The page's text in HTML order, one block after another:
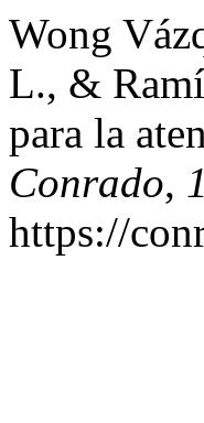
Wong
L., &
para la
Conrado,
https://